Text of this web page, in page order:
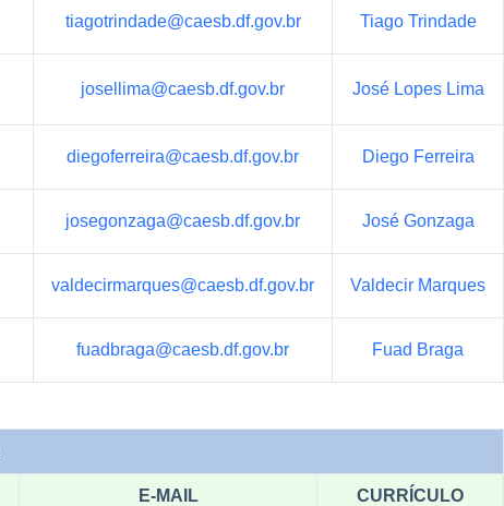
tiagotrindade@caesb.df.gov.br Tiago Trindade
josellima@caesb.df.gov.br José Lopes Lima
diegoferreira@caesb.df.gov.br Diego Ferreira
josegonzaga@caesb.df.gov.br José Gonzaga
valdecirmarques@caesb.df.gov.br Valdecir Marques
fuadbraga@caesb.df.gov.br Fuad Braga
E-MAIL CURRÍCULO